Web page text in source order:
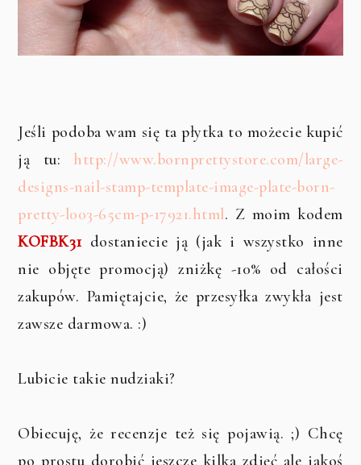
Jeśli podoba wam się ta płytka to możecie kupić
ją tu: http://www.bornprettystore.com/large-
designs-nail-stamp-template-image-plate-born-
pretty-l003-65cm-p-17921.html. Z moim kodem
KOFBK31 dostaniecie ją (jak i wszystko inne
nie objęte promocją) zniżkę -10% od całości
zakupów. Pamiętajcie, że przesyłka zwykła jest
zawsze darmowa. :)
Lubicie takie nudziaki?
Obiecuję, że recenzje też się pojawią. ;) Chcę
po prostu dorobić jeszcze kilka zdjęć ale jakoś